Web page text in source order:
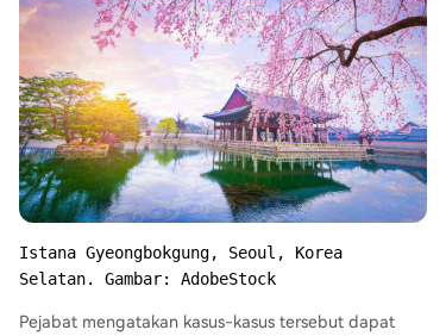
Istana Gyeongbokgung, Seoul, Korea
Selatan. Gambar: AdobeStock
Pejabat mengatakan kasus-kasus tersebut dapat